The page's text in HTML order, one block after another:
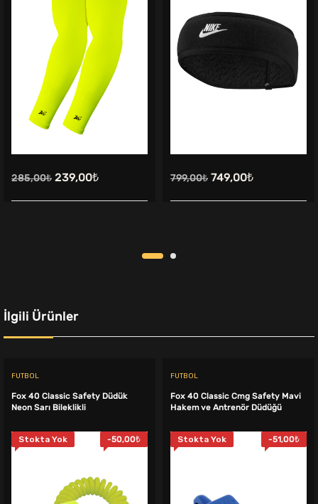
285,00₺ Orijinal
fiyat:
239,00₺Şu
andaki
799,00₺ Orijinal
fiyat:
749,00₺Şu
andaki
İlgili Ürünler
FUTBOL
Fox 40 Classic Safety Düdük
Neon Sarı Bileklikli
Stokta Yok -50,00₺
FUTBOL
Fox 40 Classic Cmg Safety Mavi
Hakem ve Antrenör Düdüğü
Stokta Yok -51,00₺